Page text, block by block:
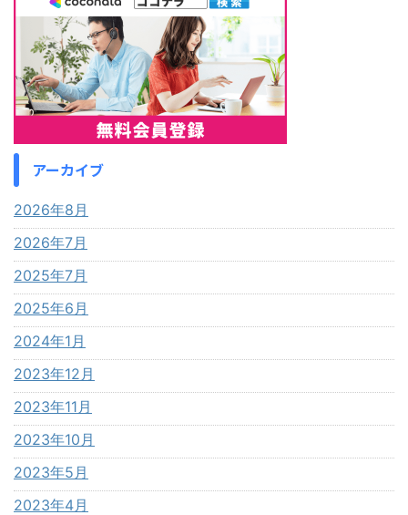
アーカイブ
2026年8月
2026年7月
2025年7月
2025年6月
2024年1月
2023年12月
2023年11月
2023年10月
2023年5月
2023年4月